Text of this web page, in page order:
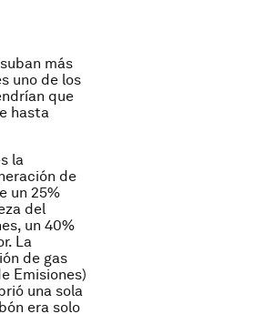
más
uno de los
que
hasta
la
de
un 25%
del
un 40%
La
de gas
Emisiones)
una sola
era solo